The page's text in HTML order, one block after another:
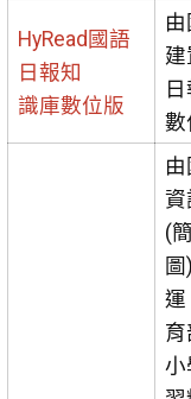
HyRead國語
日報知
識庫數位版
數
資
(
運
育
小